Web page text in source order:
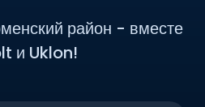
район - вместе
и Uklon!